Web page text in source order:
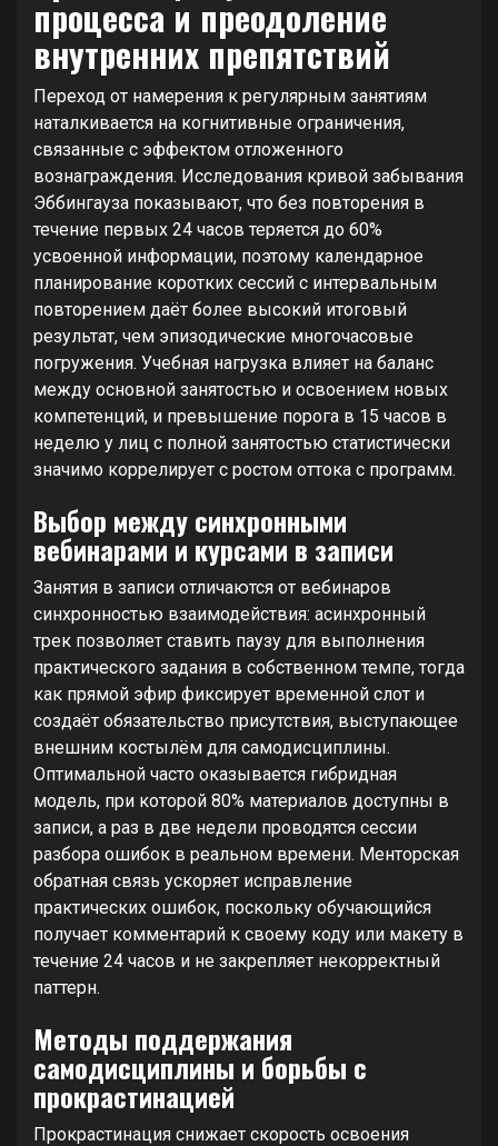
процесса и преодоление
внутренних препятствий
Переход от намерения к регулярным занятиям
наталкивается на когнитивные ограничения,
связанные с эффектом отложенного
вознаграждения. Исследования кривой забывания
Эббингауза показывают, что без повторения в
течение первых 24 часов теряется до 60%
усвоенной информации, поэтому календарное
планирование коротких сессий с интервальным
повторением даёт более высокий итоговый
результат, чем эпизодические многочасовые
погружения. Учебная нагрузка влияет на баланс
между основной занятостью и освоением новых
компетенций, и превышение порога в 15 часов в
неделю у лиц с полной занятостью статистически
значимо коррелирует с ростом оттока с программ.
Выбор между синхронными
вебинарами и курсами в записи
Занятия в записи отличаются от вебинаров
синхронностью взаимодействия: асинхронный
трек позволяет ставить паузу для выполнения
практического задания в собственном темпе, тогда
как прямой эфир фиксирует временной слот и
создаёт обязательство присутствия, выступающее
внешним костылём для самодисциплины.
Оптимальной часто оказывается гибридная
модель, при которой 80% материалов доступны в
записи, а раз в две недели проводятся сессии
разбора ошибок в реальном времени. Менторская
обратная связь ускоряет исправление
практических ошибок, поскольку обучающийся
получает комментарий к своему коду или макету в
течение 24 часов и не закрепляет некорректный
паттерн.
Методы поддержания
самодисциплины и борьбы с
прокрастинацией
Прокрастинация снижает скорость освоения